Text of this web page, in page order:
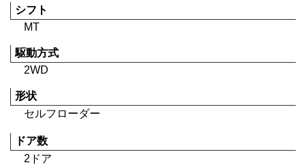
シフト
MT
駆動方式
2WD
形状
セルフローダー
ドア数
2ドア